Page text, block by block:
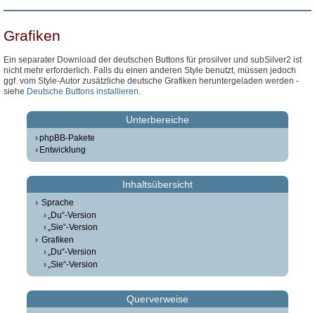
Grafiken
Ein separater Download der deutschen Buttons für prosilver und subSilver2 ist
nicht mehr erforderlich. Falls du einen anderen Style benutzt, müssen jedoch
ggf. vom Style-Autor zusätzliche deutsche Grafiken heruntergeladen werden -
siehe Deutsche Buttons installieren.
Unterbereiche
phpBB-Pakete
Entwicklung
Inhaltsübersicht
Sprache
„Du“-Version
„Sie“-Version
Grafiken
„Du“-Version
„Sie“-Version
Querverweise